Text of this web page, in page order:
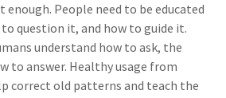
enough. People need to be educated
question it, and how to guide it.
understand how to ask, the
to answer. Healthy usage from
correct old patterns and teach the